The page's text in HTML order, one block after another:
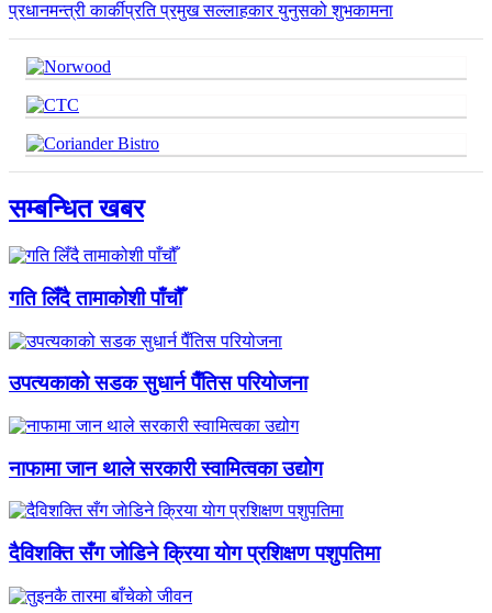
प्रधानमन्त्री कार्कीप्रति प्रमुख सल्लाहकार युनुसको शुभकामना
सम्बन्धित खबर
गति लिँदै तामाकोशी पाँचौँ
उपत्यकाको सडक सुधार्न पैँतिस परियोजना
नाफामा जान थाले सरकारी स्वामित्वका उद्योग
दैविशक्ति सँग जाेडिने क्रिया याेग प्रशिक्षण पशुपतिमा